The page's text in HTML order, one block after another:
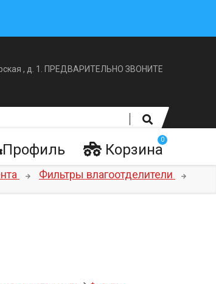
, д. 1. ПРЕДВАРИТЕЛЬНО ЗВОНИТЕ
Корзина
0
Профиль
Фильтры влагоотделители